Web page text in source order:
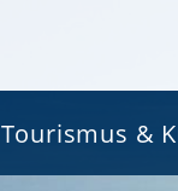
Tourismus &